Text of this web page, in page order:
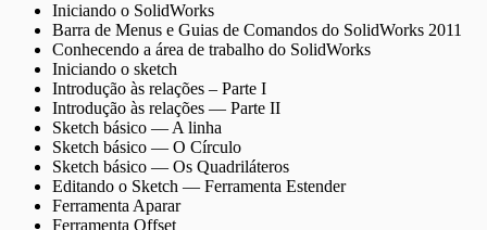
Iniciando o SolidWorks
Barra de Menus e Guias de Comandos do SolidWorks 2011
Conhecendo a área de trabalho do SolidWorks
Iniciando o sketch
Introdução às relações – Parte I
Introdução às relações — Parte II
Sketch básico — A linha
Sketch básico — O Círculo
Sketch básico — Os Quadriláteros
Editando o Sketch — Ferramenta Estender
Ferramenta Aparar
Ferramenta Offset